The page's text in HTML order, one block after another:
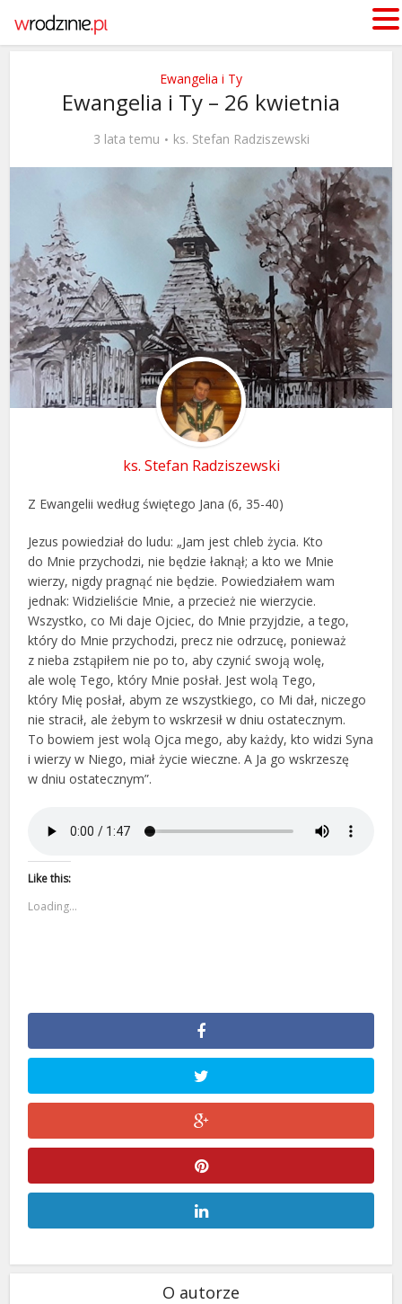
Ewangelia i Ty
Ewangelia i Ty – 26 kwietnia
3 lata temu ks. Stefan Radziszewski
ks. Stefan Radziszewski
Z Ewangelii według świętego Jana (6, 35-40)
Jezus powiedział do ludu: „Jam jest chleb życia. Kto
do Mnie przychodzi, nie będzie łaknął; a kto we Mnie
wierzy, nigdy pragnąć nie będzie. Powiedziałem wam
jednak: Widzieliście Mnie, a przecież nie wierzycie.
Wszystko, co Mi daje Ojciec, do Mnie przyjdzie, a tego,
który do Mnie przychodzi, precz nie odrzucę, ponieważ
z nieba zstąpiłem nie po to, aby czynić swoją wolę,
ale wolę Tego, który Mnie posłał. Jest wolą Tego,
który Mię posłał, abym ze wszystkiego, co Mi dał, niczego
nie stracił, ale żebym to wskrzesił w dniu ostatecznym.
To bowiem jest wolą Ojca mego, aby każdy, kto widzi Syna
i wierzy w Niego, miał życie wieczne. A Ja go wskrzeszę
w dniu ostatecznym”.
Like this:
Loading...
O autorze